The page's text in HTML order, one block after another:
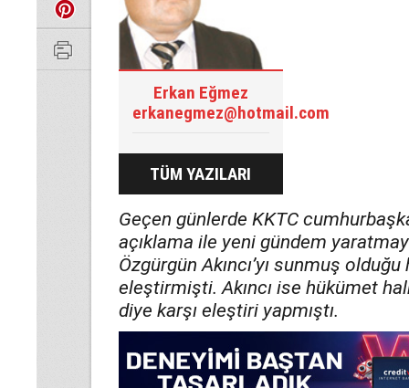
Erkan Eğmez
erkanegmez@hotmail.com
TÜM YAZILARI
Geçen günlerde KKTC
açıklama ile yeni gündem
Özgürgün Akıncı’yı sunmuş
eleştirmişti. Akıncı ise hükümet
diye karşı eleştiri yapmıştı.